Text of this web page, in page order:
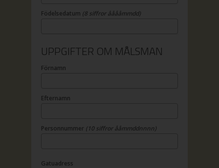
Födelsedatum (8 siffror ååååmmdd)
UPPGIFTER OM MÅLSMAN
Förnamn
Efternamn
Personnummer (10 siffror ååmmddnnnn)
Gatuadress